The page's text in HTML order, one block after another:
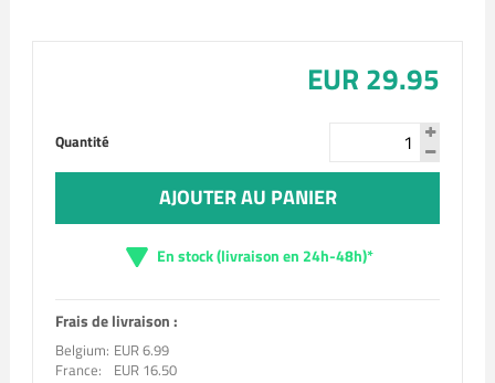
EUR 29.95
Quantité
AJOUTER AU PANIER
En stock (livraison en 24h-48h)*
Frais de livraison :
Belgium: EUR 6.99
France:
EUR 16.50